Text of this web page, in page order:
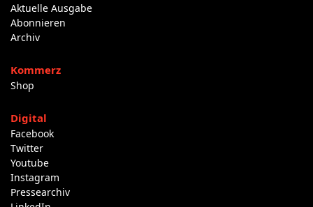
Aktuelle Ausgabe
Abonnieren
Archiv
Kommerz
Shop
Digital
Facebook
Twitter
Youtube
Instagram
Pressearchiv